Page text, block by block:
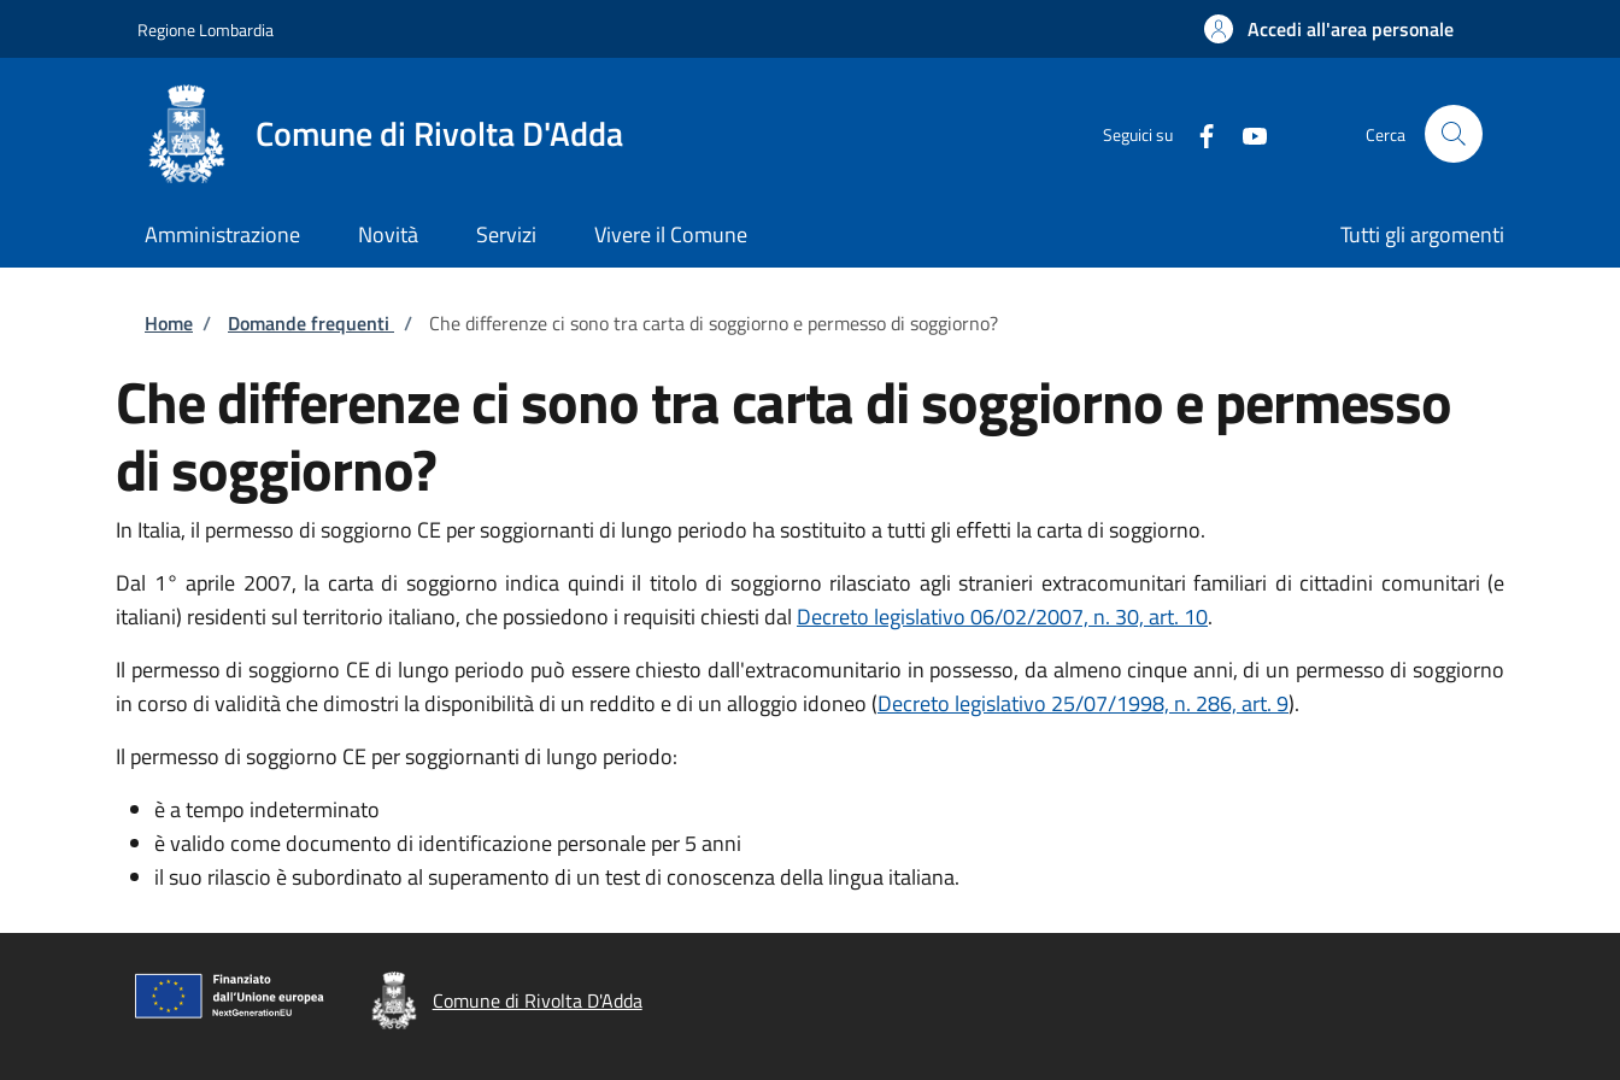
Regione Lombardia Accedi all'area personale
Comune di Rivolta D'Adda Seguici su Cerca
Amministrazione Novità Servizi Vivere il Comune Tutti gli argomenti
Briciole di pane
Home / Domande frequenti / Che differenze ci sono tra carta di soggiorno e permesso di soggiorno?
Che differenze ci sono tra carta di soggiorno e permesso
di soggiorno?
In Italia, il permesso di soggiorno CE per soggiornanti di lungo periodo ha sostituito a tutti gli effetti la carta di soggiorno.
Dal 1° aprile 2007, la carta di soggiorno indica quindi il titolo di soggiorno rilasciato agli stranieri extracomunitari familiari di cittadini comunitari (e
italiani) residenti sul territorio italiano, che possiedono i requisiti chiesti dal Decreto legislativo 06/02/2007, n. 30, art. 10.
Il permesso di soggiorno CE di lungo periodo può essere chiesto dall'extracomunitario in possesso, da almeno cinque anni, di un permesso di soggiorno
in corso di validità che dimostri la disponibilità di un reddito e di un alloggio idoneo (Decreto legislativo 25/07/1998, n. 286, art. 9).
Il permesso di soggiorno CE per soggiornanti di lungo periodo:
è a tempo indeterminato
è valido come documento di identificazione personale per 5 anni
il suo rilascio è subordinato al superamento di un test di conoscenza della lingua italiana.
Comune di Rivolta D'Adda